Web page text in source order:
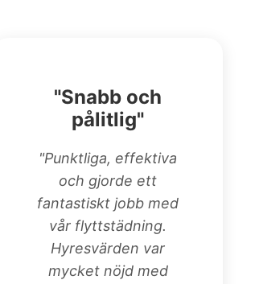
"Snabb och
pålitlig"
"Punktliga, effektiva
och gjorde ett
fantastiskt jobb med
vår flyttstädning.
Hyresvärden var
mycket nöjd med